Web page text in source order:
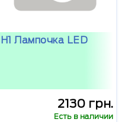
H1 Лампочка LED
2130 грн.
Есть в наличии